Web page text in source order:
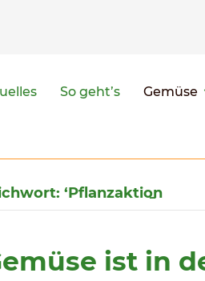
So geht’s Gemüse
‘Pflanzaktion̵
ist in